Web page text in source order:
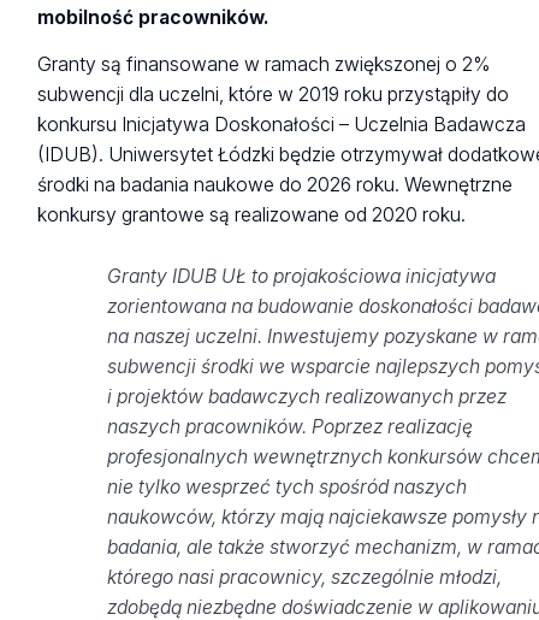
mobilność pracowników.
Granty są finansowane w ramach zwiększonej o 2%
subwencji dla uczelni, które w 2019 roku przystąpiły do
konkursu Inicjatywa Doskonałości – Uczelnia Badawcza
(IDUB). Uniwersytet Łódzki będzie otrzymywał
środki na badania naukowe do 2026 roku. Wewnętrzne
konkursy grantowe są realizowane od 2020 roku.
Granty IDUB UŁ to projakościowa inicjatywa
zorientowana na budowanie doskonałości
na naszej uczelni. Inwestujemy pozyskane w
subwencji środki we wsparcie najlepszych
i projektów badawczych realizowanych przez
naszych pracowników. Poprzez realizację
profesjonalnych wewnętrznych konkursów
nie tylko wesprzeć tych spośród naszych
naukowców, którzy mają najciekawsze pomysły
badania, ale także stworzyć mechanizm, w
którego nasi pracownicy, szczególnie młodzi,
zdobędą niezbędne doświadczenie w